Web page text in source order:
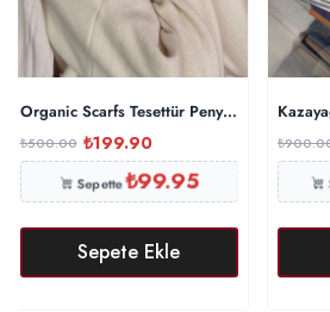
Organic Scarfs Tesettür Penye Şal Hijap
₺500.00 ₺199.90
Sepette₺99.95
Sepete Ekle
₺